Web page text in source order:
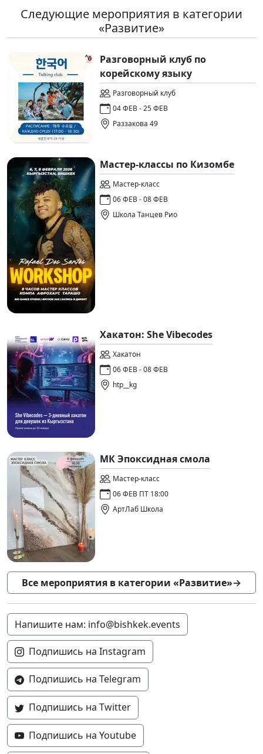
Следующие мероприятия в категории
«Развитие»
Разговорный клуб по
корейскому языку
Разговорный клуб
04 ФЕВ - 25 ФЕВ
Раззакова 49
Мастер-классы по Кизомбе
Мастер-класс
06 ФЕВ - 08 ФЕВ
Школа Танцев Рио
Хакатон: She Vibecodes
Хакатон
06 ФЕВ - 08 ФЕВ
htp__kg
МК Эпоксидная смола
Мастер-класс
06 ФЕВ ПТ 18:00
АртЛаб Школа
Все мероприятия в категории «Развитие»→
Напишите нам: info@bishkek.events
Подпишись на Instagram
Подпишись на Telegram
Подпишись на Twitter
Подпишись на Youtube